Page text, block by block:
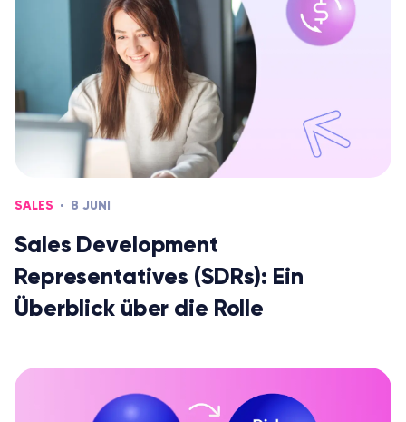
SALES 8 JUNI
Sales Development
Representatives (SDRs): Ein
Überblick über die Rolle